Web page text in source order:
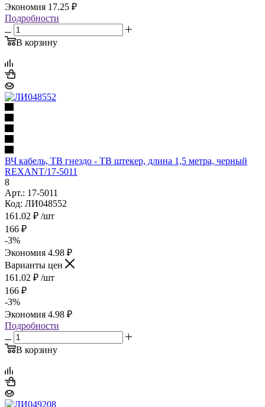
Экономия 17.25 ₽
Подробности
В корзину
ВЧ кабель, ТВ гнездо - ТВ штекер, длина 1,5 метра, чeрный
REXANT/17-5011
8
Арт.: 17-5011
Код: ЛИ048552
161.02 ₽ /шт
166 ₽
-3%
Экономия 4.98 ₽
Варианты цен
161.02 ₽ /шт
166 ₽
-3%
Экономия 4.98 ₽
Подробности
В корзину